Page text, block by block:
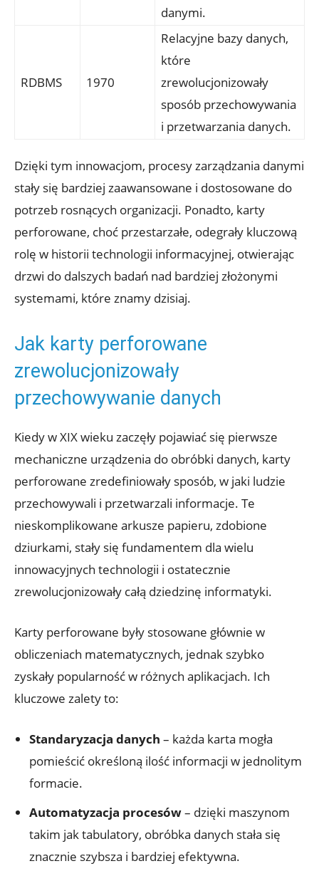
danymi.
RDBMS 1970
Relacyjne bazy danych,
które
⁣zrewolucjonizowały
sposób przechowywania
i przetwarzania danych.
Dzięki tym ⁤innowacjom, procesy zarządzania danymi
stały się bardziej zaawansowane‌ i dostosowane do⁢
potrzeb rosnących organizacji. Ponadto, karty
perforowane, choć przestarzałe, odegrały kluczową‌
rolę w historii technologii informacyjnej, otwierając​
drzwi ​do ⁣dalszych badań nad bardziej złożonymi
systemami, które ‍znamy⁤ dzisiaj.
Jak karty perforowane
‌zrewolucjonizowały
⁤przechowywanie⁢ danych
Kiedy w XIX‌ wieku zaczęły pojawiać się pierwsze‍
mechaniczne⁣ urządzenia‍ do obróbki danych, karty ​
perforowane zredefiniowały‍ sposób, w jaki ludzie
przechowywali i przetwarzali⁤ informacje. Te
⁣nieskomplikowane arkusze papieru,⁣ zdobione
dziurkami, stały się ⁢fundamentem ​dla wielu
innowacyjnych technologii i ostatecznie‍
zrewolucjonizowały całą dziedzinę informatyki.
Karty ​perforowane były stosowane głównie w
obliczeniach matematycznych, ​jednak⁤ szybko⁢
zyskały ​popularność w różnych aplikacjach. Ich
kluczowe zalety⁢ to:
Standaryzacja danych – każda karta mogła
pomieścić określoną ilość informacji​ w jednolitym⁤
formacie.
Automatyzacja procesów– dzięki maszynom
takim jak​ tabulatory, obróbka ⁢danych stała‍ się
znacznie szybsza ⁣i⁣ bardziej efektywna.